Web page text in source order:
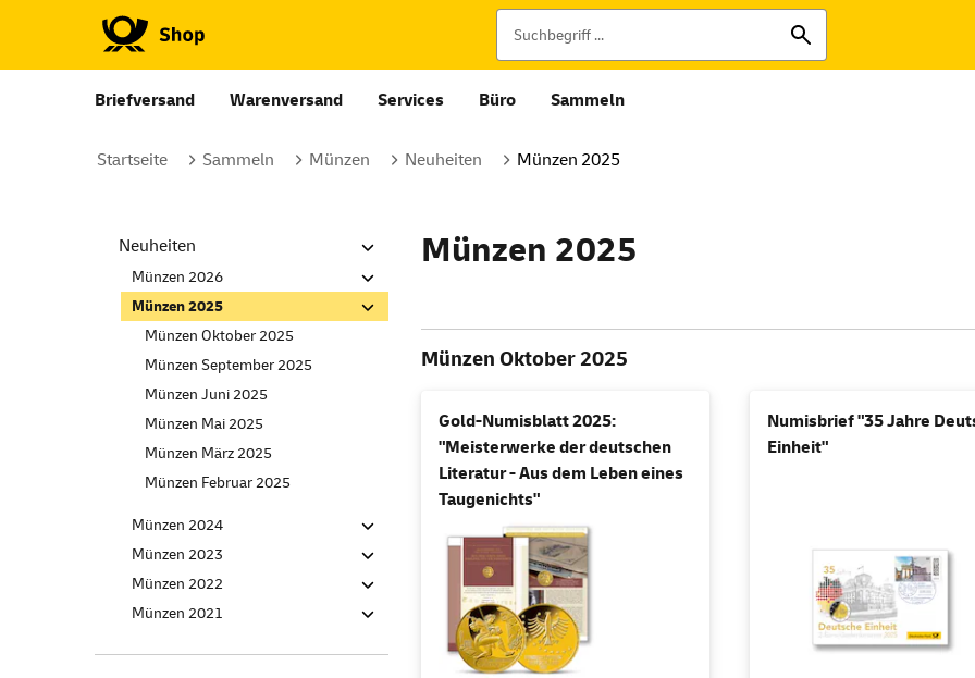
Briefversand Warenversand Services Büro Sammeln
Startseite Sammeln Münzen Neuheiten Münzen 2025
Neuheiten
Münzen 2026
Münzen 2025
Münzen Oktober 2025
Münzen September 2025
Münzen Juni 2025
Münzen Mai 2025
Münzen März 2025
Münzen Februar 2025
Münzen 2024
Münzen 2023
Münzen 2022
Münzen 2021
Münzen 2025
Münzen Oktober 2025
Gold-Numisblatt 2025:
"Meisterwerke der deutschen
Literatur - Aus dem Leben eines
Taugenichts"
Numisbrief "35 Jahre
Einheit"